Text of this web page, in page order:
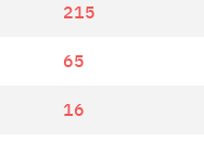
215
65
16